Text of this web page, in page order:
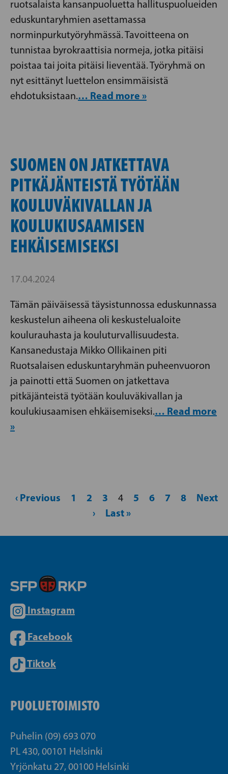
ruotsalaista kansanpuoluetta hallituspuolueiden
eduskuntaryhmien asettamassa
norminpurkutyöryhmässä. Tavoitteena on
tunnistaa byrokraattisia normeja, jotka pitäisi
poistaa tai joita pitäisi lieventää. Työryhmä on
nyt esittänyt luettelon ensimmäisistä
ehdotuksistaan.… Read more »
SUOMEN ON JATKETTAVA
PITKÄJÄNTEISTÄ TYÖTÄÄN
KOULUVÄKIVALLAN JA
KOULUKIUSAAMISEN
EHKÄISEMISEKSI
17.04.2024
Tämän päiväisessä täysistunnossa eduskunnassa
keskustelun aiheena oli keskustelualoite
koulurauhasta ja kouluturvallisuudesta.
Kansanedustaja Mikko Ollikainen piti
Ruotsalaisen eduskuntaryhmän puheenvuoron
ja painotti että Suomen on jatkettava
pitkäjänteistä työtään kouluväkivallan ja
koulukiusaamisen ehkäisemiseksi.… Read more
»
‹ Previous 1 2 3 4 5 6 7 8
Next
›
Last »
Instagram
Facebook
Tiktok
PUOLUETOIMISTO
Puhelin (09) 693 070
PL 430, 00101 Helsinki
Yrjönkatu 27, 00100 Helsinki